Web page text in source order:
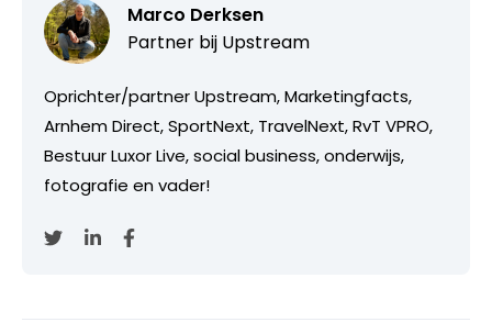
Marco Derksen
Partner bij Upstream
Oprichter/partner Upstream, Marketingfacts,
Arnhem Direct, SportNext, TravelNext, RvT VPRO,
Bestuur Luxor Live, social business, onderwijs,
fotografie en vader!